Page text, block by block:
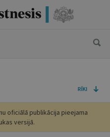
RĪKI
oficiālā publikācija pieejama
versijā.